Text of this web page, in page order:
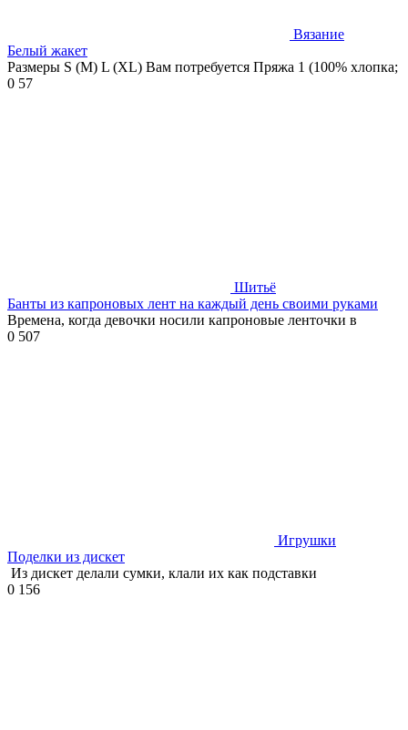
Вязание
Белый жакет
Размеры S (M) L (XL) Вам потребуется Пряжа 1 (100% хлопка;
0 57
Шитьё
Банты из капроновых лент на каждый день своими руками
Времена, когда девочки носили капроновые ленточки в
0 507
Игрушки
Поделки из дискет
Из дискет делали сумки, клали их как подставки
0 156